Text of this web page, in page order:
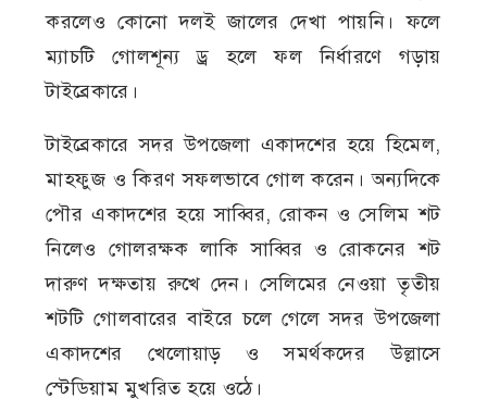
করলেও কোনো দলই জালের দেখা পায়নি। ফলে
ম্যাচটি গোলশূন্য ড্র হলে ফল নির্ধারণে গড়ায়
টাইব্রেকারে।
টাইব্রেকারে সদর উপজেলা একাদশের হয়ে হিমেল,
মাহফুজ ও কিরণ সফলভাবে গোল করেন। অন্যদিকে
পৌর একাদশের হয়ে সাব্বির, রোকন ও সেলিম শট
নিলেও গোলরক্ষক লাকি সাব্বির ও রোকনের শট
দারুণ দক্ষতায় রুখে দেন। সেলিমের নেওয়া তৃতীয়
শটটি গোলবারের বাইরে চলে গেলে সদর উপজেলা
একাদশের খেলোয়াড় ও সমর্থকদের উল্লাসে
স্টেডিয়াম মুখরিত হয়ে ওঠে।